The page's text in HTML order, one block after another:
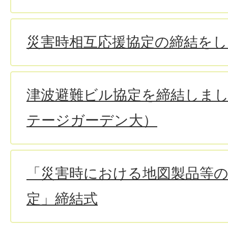
災害時相互応援協定の締結を
津波避難ビル協定を締結しま
テージガーデン大）
「災害時における地図製品等
定」締結式